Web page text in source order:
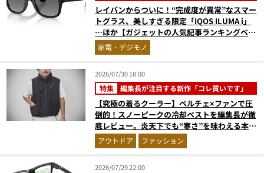
レイバンからついに！“完成度が異常”なスマー
トグラス、美しすぎる限定「IQOS ILUMA i」
…ほか【ガジェットの人気記事ランキングベス
ト3】（2026年6月版）
家電・デジモノ
2026/07/30 18:00
特集 編集長が注目する新作「コレ買いです」
【究極の着るクーラー】ペルチェ×ファンで圧
倒的！スノーピークの冷却ベストを編集長が徹
底レビュー。炎天下でも“寒さ”を味わえる本気
のギア『コレ買いです』Vol.172
アウトドア ファッション
2026/07/29 22:00